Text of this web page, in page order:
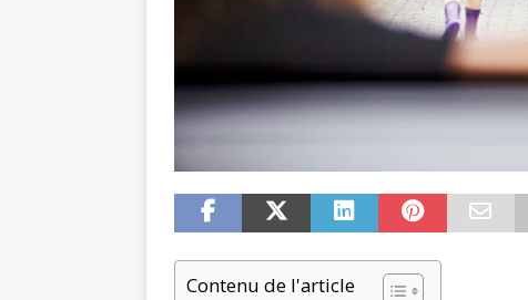
Contenu de l'article